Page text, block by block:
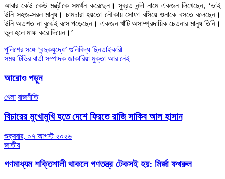
আবার কেউ কেউ মন্ত্রীকে সমর্থন করেছেন। সুব্রত নন্দী নামে একজন লিখেছেন, ‘ভাই
উনি সহজ-সরল মানুষ। চামচারা হয়তো নৌকায় সোফা বসিয়ে ওনাকে বসতে বলেছেন।
উনি অতশত না বুঝেই বসে পড়েছেন। একজন খাঁটি অসাম্প্রদায়িক চেতনার মানুষ তিনি।
ভুল হলে মাফ করে দিয়েন।’
Post
navigation
পুলিশের সঙ্গে ‘বন্দুকযুদ্ধে’ গুলিবিদ্ধ ছিনতাইকারী
সময় টিভির বার্তা সম্পাদক জাকারিয়া মুক্তা আর নেই
আরোও পড়ুন
খেলা রাজনীতি
বিচারের মুখোমুখি হতে দেশে ফিরতে রাজি সাকিব আল হাসান
শুক্রবার, ০৭ আগস্ট ২০২৬
জাতীয়
গণমাধ্যম শক্তিশালী থাকলে গণতন্ত্র টেকসই হয়: মির্জা ফখরুল